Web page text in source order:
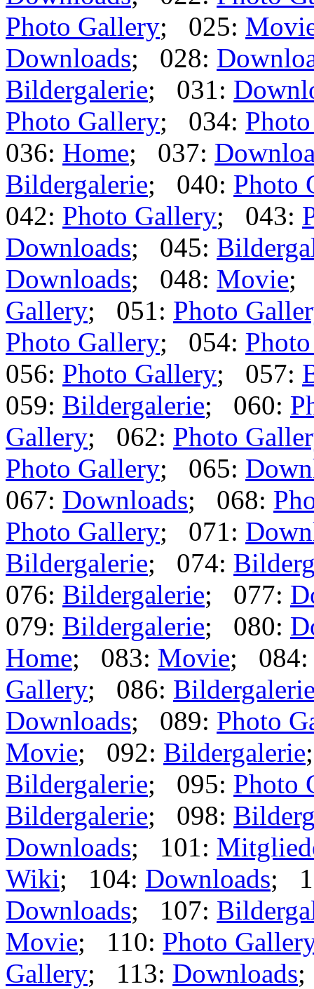
Photo Gallery; 025:
Downloads; 028:
Bildergalerie; 031:
Photo Gallery; 034:
036: Home; 037:
Bildergalerie; 040: Photo
042: Photo Gallery; 043:
Downloads; 045:
Downloads; 048: Movie;
Gallery; 051: Photo
Photo Gallery; 054:
056: Photo Gallery; 057:
059: Bildergalerie; 060:
Gallery; 062: Photo
Photo Gallery; 065:
067: Downloads; 068:
Photo Gallery; 071:
Bildergalerie; 074:
076: Bildergalerie; 077:
079: Bildergalerie; 080:
Home; 083: Movie;
Gallery; 086:
Downloads; 089: Photo
Movie; 092: Bildergalerie
Bildergalerie; 095: Photo
Bildergalerie; 098:
Downloads; 101:
Wiki; 104: Downloads;
Downloads; 107:
Movie; 110: Photo
Gallery; 113: Downloads